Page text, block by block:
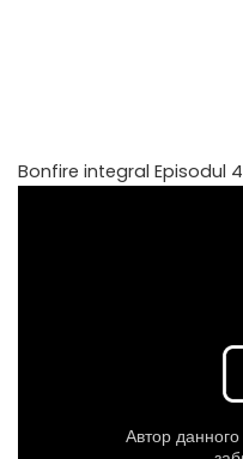
Bonfire integral Episodul 4